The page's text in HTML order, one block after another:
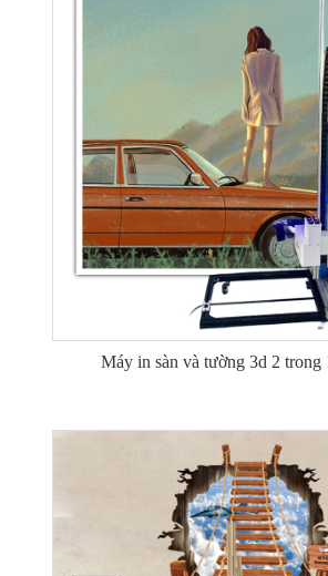
Máy in sàn và tường 3d 2 trong